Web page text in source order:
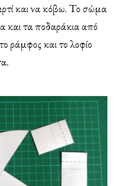
και να κόβω. Το σώμα
και τα ποδαράκια από
ράμφος και το λοφίο